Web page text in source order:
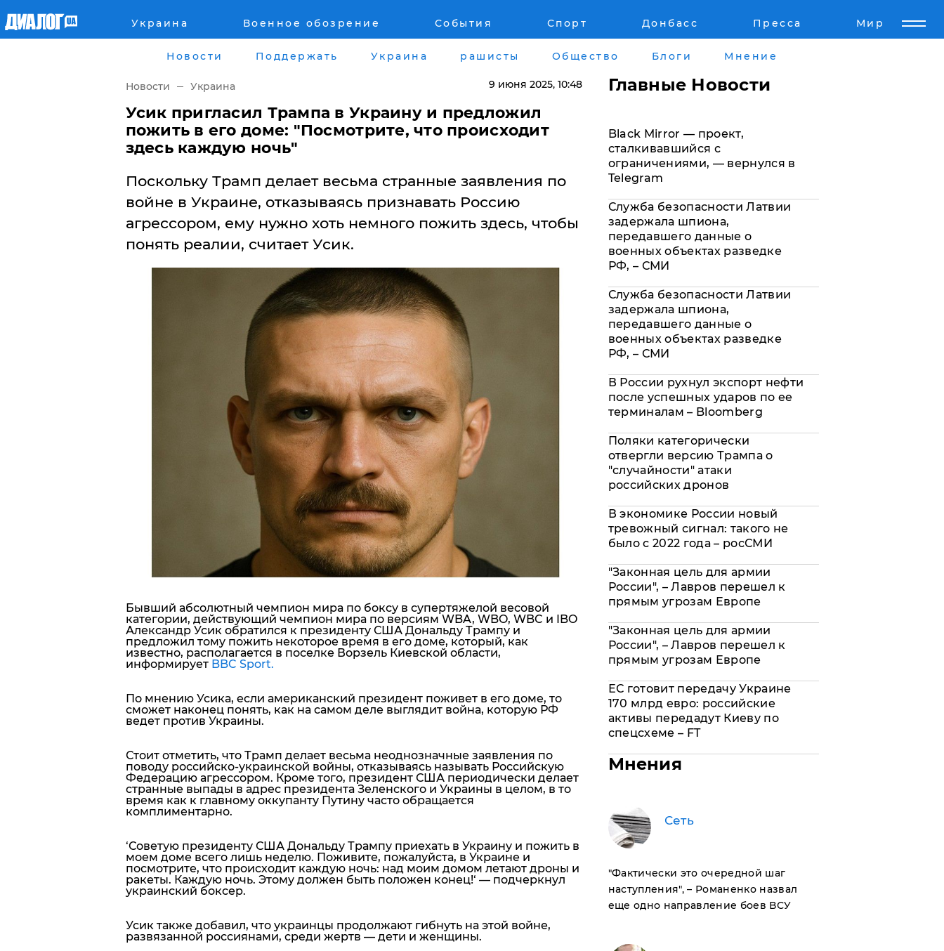
Украина Военное обозрение События Спорт Донбасс Пресса Мир
Военное обозрение
Наука и Техника
Города
Луганск
Киев
Харьков
Днепр
Львов
Война на Донбассе и в Крыму
"ЛНР"
Оккупация Крыма
Новости Крыма
Донбасс
Армия Украины
Лайф стайл
Помощь проекту
Стиль Диалога
Шоу-биз
Пресс-релизы
Новости Поддержать Украина рашисты Общество Блоги Мнение
Новости Украина 9 июня 2025, 10:48
Усик пригласил Трампа в Украину и предложил
пожить в его доме: "Посмотрите, что происходит
здесь каждую ночь"
Поскольку Трамп делает весьма странные заявления по
войне в Украине, отказываясь признавать Россию
агрессором, ему нужно хоть немного пожить здесь, чтобы
понять реалии, считает Усик.
Бывший абсолютный чемпион мира по боксу в супертяжелой весовой
категории, действующий чемпион мира по версиям WBA, WBO, WBC и IBO
Александр Усик обратился к президенту США Дональду Трампу и
предложил тому пожить некоторое время в его доме, который, как
известно, располагается в поселке Ворзель Киевской области,
информирует BBC Sport.
По мнению Усика, если американский президент поживет в его доме, то
сможет наконец понять, как на самом деле выглядит война, которую РФ
ведет против Украины.
Стоит отметить, что Трамп делает весьма неоднозначные заявления по
поводу российско-украинской войны, отказываясь называть Российскую
Федерацию агрессором. Кроме того, президент США периодически делает
странные выпады в адрес президента Зеленского и Украины в целом, в то
время как к главному оккупанту Путину часто обращается
комплиментарно.
‘Советую президенту США Дональду Трампу приехать в Украину и пожить в
моем доме всего лишь неделю. Поживите, пожалуйста, в Украине и
посмотрите, что происходит каждую ночь: над моим домом летают дроны и
ракеты. Каждую ночь. Этому должен быть положен конец!‘ — подчеркнул
украинский боксер.
Усик также добавил, что украинцы продолжают гибнуть на этой войне,
развязанной россиянами, среди жертв — дети и женщины.
Главные Новости
Black Mirror — проект,
сталкивавшийся с
ограничениями, — вернулся в
Telegram
Служба безопасности Латвии
задержала шпиона,
передавшего данные о
военных объектах разведке
РФ, – СМИ
Служба безопасности Латвии
задержала шпиона,
передавшего данные о
военных объектах разведке
РФ, – СМИ
В России рухнул экспорт нефти
после успешных ударов по ее
терминалам – Bloomberg
Поляки категорически
отвергли версию Трампа о
"случайности" атаки
российских дронов
В экономике России новый
тревожный сигнал: такого не
было с 2022 года – росСМИ
"Законная цель для армии
России", – Лавров перешел к
прямым угрозам Европе
"Законная цель для армии
России", – Лавров перешел к
прямым угрозам Европе
ЕС готовит передачу Украине
170 млрд евро: российские
активы передадут Киеву по
спецсхеме – FT
Мнения
Сеть
​"Фактически это очередной шаг
наступления", – Романенко назвал
еще одно направление боев ВСУ